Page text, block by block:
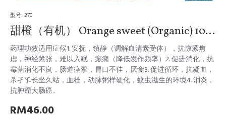
型号: 270
甜橙（有机） Orange sweet (Organic) 10ml
药理功效适用症候1. 安抚，镇静（调解血清素受体），抗惊厥焦
虑，神经紧张，难以入眠，癫痫（降低发作频率）2. 促进消化，抗
霉菌消化不良，肠道痉挛，胃口不佳，厌食3. 促进循环，抗凝血，
杀孑孓长坐久站，血栓，动脉粥样硬化，蚊虫滋生的环境4. 消炎，
抗肿瘤大肠癌..
RM46.00